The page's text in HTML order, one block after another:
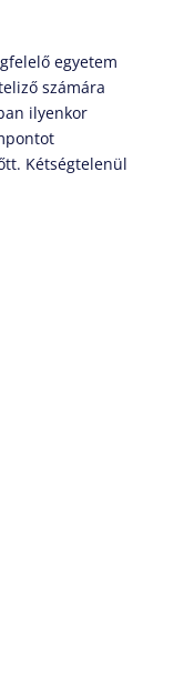
egyetem
számára
ilyenkor
Kétségtelenül